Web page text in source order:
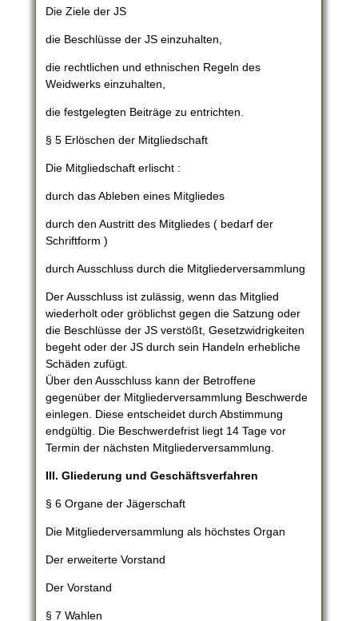
Die Ziele der JS
die Beschlüsse der JS einzuhalten,
die rechtlichen und ethnischen Regeln des
Weidwerks einzuhalten,
die festgelegten Beiträge zu entrichten.
§ 5 Erlöschen der Mitgliedschaft
Die Mitgliedschaft erlischt :
durch das Ableben eines Mitgliedes
durch den Austritt des Mitgliedes ( bedarf der
Schriftform )
durch Ausschluss durch die Mitgliederversammlung
Der Ausschluss ist zulässig, wenn das Mitglied
wiederholt oder gröblichst gegen die Satzung oder
die Beschlüsse der JS verstößt, Gesetzwidrigkeiten
begeht oder der JS durch sein Handeln erhebliche
Schäden zufügt.
Über den Ausschluss kann der Betroffene
gegenüber der Mitgliederversammlung Beschwerde
einlegen. Diese entscheidet durch Abstimmung
endgültig. Die Beschwerdefrist liegt 14 Tage vor
Termin der nächsten Mitgliederversammlung.
III. Gliederung und Geschäftsverfahren
§ 6 Organe der Jägerschaft
Die Mitgliederversammlung als höchstes Organ
Der erweiterte Vorstand
Der Vorstand
§ 7 Wahlen